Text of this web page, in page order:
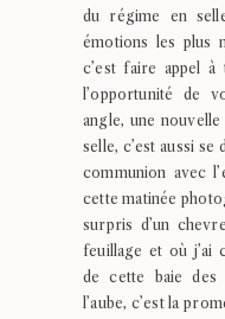
du régime en
émotions les plus
c’est faire appel
l’opportunité de
angle, une
selle, c’est aussi
communion avec
cette matinée
surpris d’un
feuillage et où j’ai
de cette baie des
l’aube, c’est la